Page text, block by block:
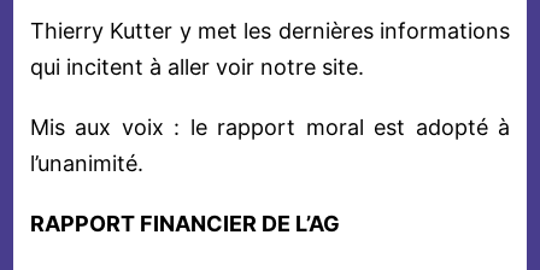
Thierry Kutter y met les dernières informations
qui incitent à aller voir notre site.
Mis aux voix : le rapport moral est adopté à
l’unanimité.
RAPPORT FINANCIER DE L’AG